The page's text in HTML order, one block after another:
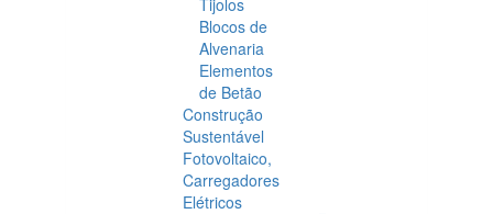
Tijolos
Blocos de
Alvenaria
Elementos
de Betão
Construção
Sustentável
Fotovoltaico,
Carregadores
Elétricos